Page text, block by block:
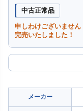
中古正常品
申しわけございません
完売いたしました！
メーカー